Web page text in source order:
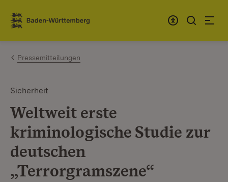
Zum Inhalt springen
Link zur Startseite
Pressemitteilungen
Sicherheit
Weltweit erste
kriminologische Studie zur
deutschen
„Terrorgramszene“